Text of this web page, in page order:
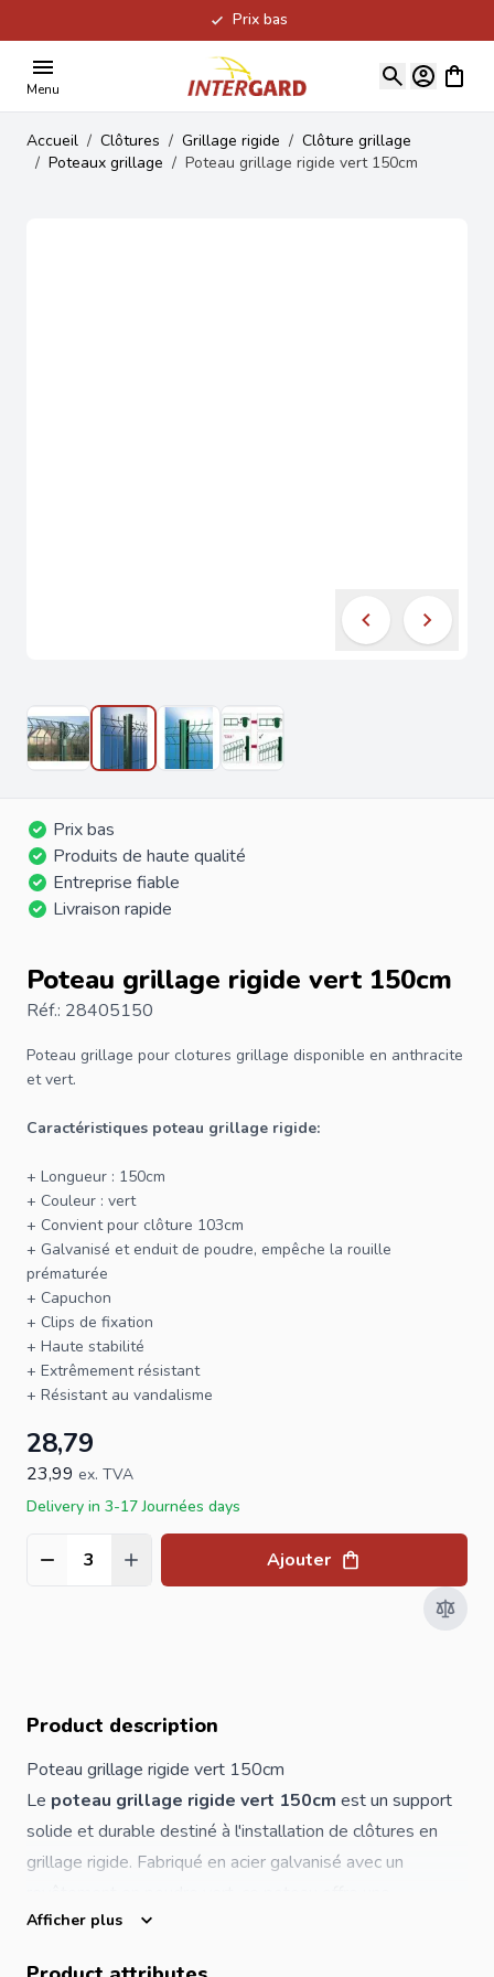
Prix bas
Menu
Voir
Accueil / Clôtures / Grillage rigide / Clôture grillage
/ Poteaux grillage / Poteau grillage rigide vert 150cm
Prix bas
Produits de haute qualité
Entreprise fiable
Livraison rapide
Poteau grillage rigide vert 150cm
Réf.: 28405150
Poteau grillage pour clotures grillage disponible en anthracite
et vert.
Caractéristiques poteau grillage rigide:
+ Longueur : 150cm
+ Couleur : vert
+ Convient pour clôture 103cm
+ Galvanisé et enduit de poudre, empêche la rouille
prématurée
+ Capuchon
+ Clips de fixation
+ Haute stabilité
+ Extrêmement résistant
+ Résistant au vandalisme
28,79
23,99 ex. TVA
Delivery in 3-17 Journées days
Quantité Ajouter
Product description
Poteau grillage rigide vert 150cm
Le poteau grillage rigide vert 150cm est un support
solide et durable destiné à l'installation de clôtures en
grillage rigide. Fabriqué en acier galvanisé avec un
excellente protection contre la rouille et les conditions
Afficher plus